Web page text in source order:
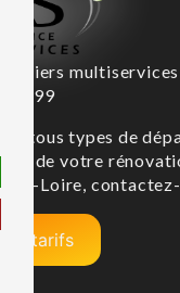
1999
tous types de
de votre
et-Loire,
Nos tarifs